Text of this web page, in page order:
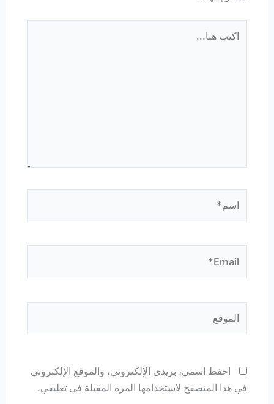
هنا...
احفظ اسمي، بريدي الإلكتروني، والموقع الإلكتروني
في هذا المتصفح لاستخدامها المرة المقبلة في تعليقي.